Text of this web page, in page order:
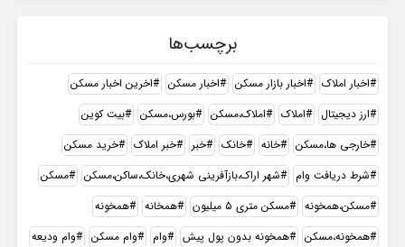
برچسب‌ها
اخبار املاک اخبار بازار مسکن اخبار مسکن
اخرین اخبار مسکن
ارز دیجیتال
املاک املاک،مسکن بورس،مسکن
بیت کوین
خارجی ها،مسکن
خانه خانک خبر خبر املاک
خرید مسکن
شرط دریافت وام
شهر اراک،بازآفرینی شهری،خانک،ساکن،مسکن
مسکن
مسکن،همخونه
مسکن متری ۵ میلیون همخانه
همخونه
همخونه،مسکن
همخونه بدون پول پیش وام وام مسکن
وام ودیعه